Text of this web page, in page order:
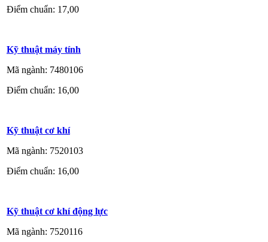
Điểm chuẩn: 17,00
Kỹ thuật máy tính
Mã ngành: 7480106
Điểm chuẩn: 16,00
Kỹ thuật cơ khí
Mã ngành: 7520103
Điểm chuẩn: 16,00
Kỹ thuật cơ khí động lực
Mã ngành: 7520116